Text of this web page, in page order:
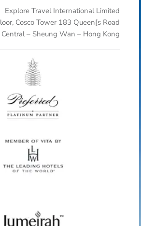
Explore Travel International Limited
Cosco Tower 183 Queen[s Road
Central – Sheung Wan – Hong Kong